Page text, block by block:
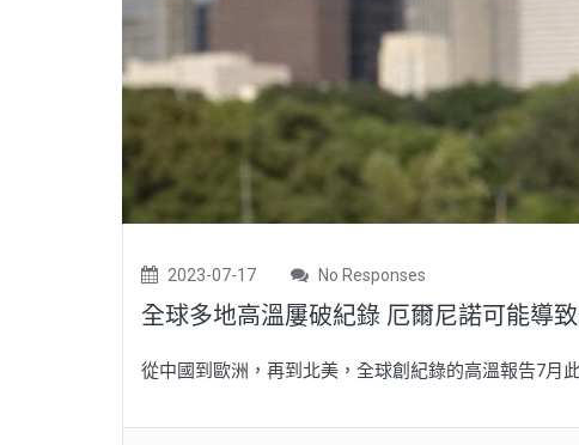
2023-07-17 No Responses
全球多地高溫屢破紀錄 厄爾尼諾可能導
從中國到歐洲，再到北美，全球創紀錄的高溫報告7月